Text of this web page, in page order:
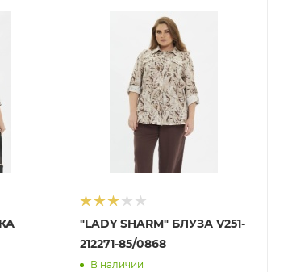
"LADY SHARM" БЛУЗА V251-
212271-85/0868
В наличии